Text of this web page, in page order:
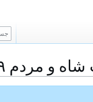
۹ بهمن ۱۳۴۱
ج
س
ج
و